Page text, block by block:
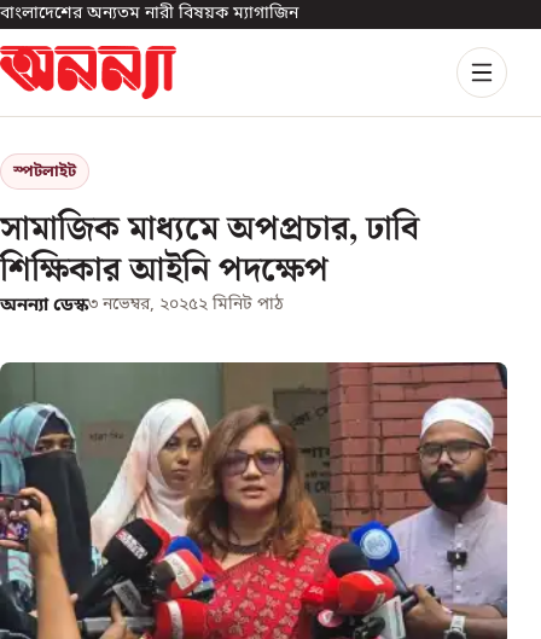
বাংলাদেশের অন্যতম নারী বিষয়ক ম্যাগাজিন
স্পটলাইট
সামাজিক মাধ্যমে অপপ্রচার, ঢাবি
শিক্ষিকার আইনি পদক্ষেপ
অনন্যা ডেস্ক৩ নভেম্বর, ২০২৫২ মিনিট পাঠ